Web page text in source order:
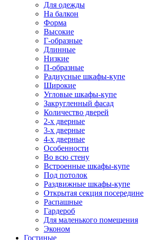
Для одежды
На балкон
Форма
Высокие
Г-образные
Длинные
Низкие
П-образные
Радиусные шкафы-купе
Широкие
Угловые шкафы-купе
Закругленный фасад
Количество дверей
2-х дверные
3-х дверные
4-х дверные
Особенности
Во всю стену
Встроенные шкафы-купе
Под потолок
Раздвижные шкафы-купе
Открытая секция посередине
Распашные
Гардероб
Для маленького помещения
Эконом
Гостиные